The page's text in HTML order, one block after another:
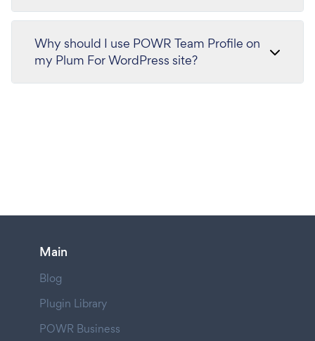
Why should I use POWR Team Profile on
my Plum For WordPress site?
Main
Blog
Plugin Library
POWR Business